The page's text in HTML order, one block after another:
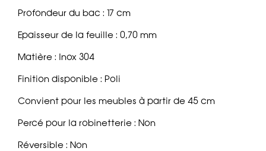
Profondeur du bac : 17 cm
Epaisseur de la feuille : 0,70 mm
Matière : Inox 304
Finition disponible : Poli
Convient pour les meubles à partir de 45 cm
Percé pour la robinetterie : Non
Réversible : Non